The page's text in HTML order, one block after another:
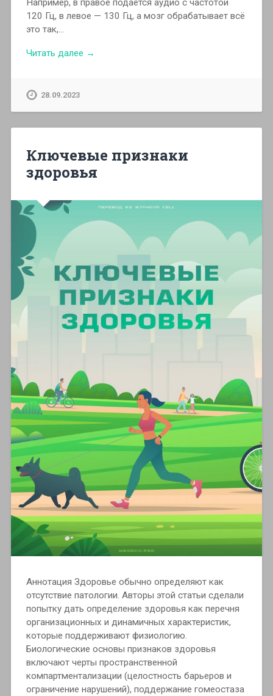
Например, в правое подаётся аудио с частотой
120 Гц, в левое — 130 Гц, а мозг обрабатывает всё
это так,…
Читать далее →
28.09.2023
Ключевые признаки
здоровья
Аннотация Здоровье обычно определяют как
отсутствие патологии. Авторы этой статьи сделали
попытку дать определение здоровья как перечня
организационных и динамичных характеристик,
которые поддерживают физиологию.
Биологические основы признаков здоровья
включают черты пространственной
компартментализации (целостность барьеров и
ограничение нарушений), поддержание гомеостаза